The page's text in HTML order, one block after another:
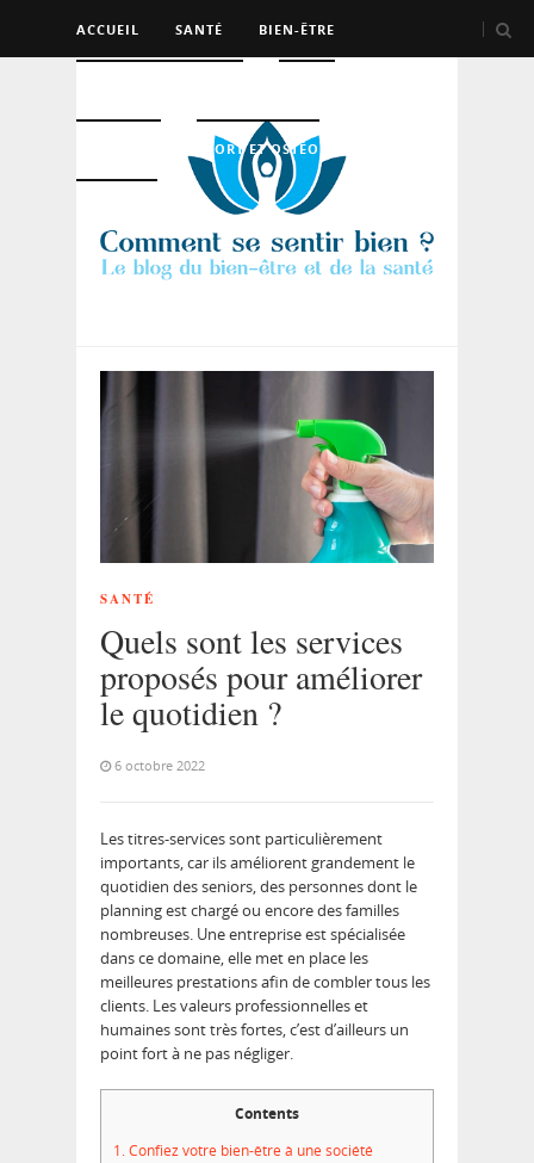
ACCUEIL SANTÉ BIEN-ÊTRE
SPORT ET OSTÉO
SANTÉ
Quels sont les services
proposés pour améliorer
le quotidien ?
6 octobre 2022
Les titres-services sont particulièrement
importants, car ils améliorent grandement le
quotidien des seniors, des personnes dont le
planning est chargé ou encore des familles
nombreuses. Une entreprise est spécialisée
dans ce domaine, elle met en place les
meilleures prestations afin de combler tous les
clients. Les valeurs professionnelles et
humaines sont très fortes, c’est d’ailleurs un
point fort à ne pas négliger.
Contents
1.Confiez votre bien-être à une société